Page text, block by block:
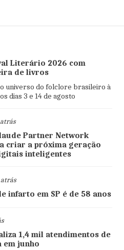
Literário 2026 com
de livros
universo do folclore brasileiro à
dias 3 e 14 de agosto
Partner Network
criar a próxima geração
inteligentes
infarto em SP é de 58 anos
1,4 mil atendimentos de
em junho